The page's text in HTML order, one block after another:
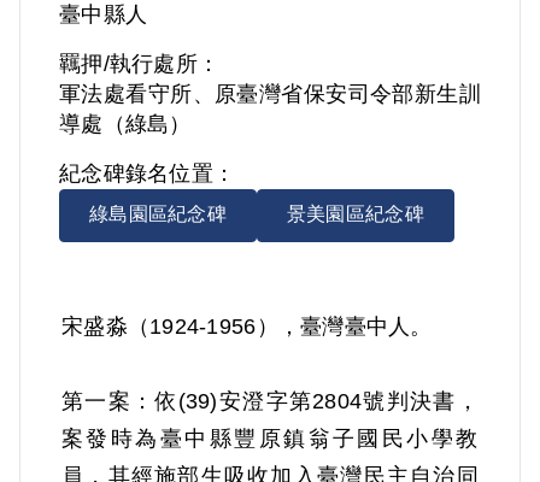
臺中縣人
羈押/執行處所：
軍法處看守所、原臺灣省保安司令部新生訓
導處（綠島）
紀念碑錄名位置：
綠島園區紀念碑 景美園區紀念碑
宋盛淼（1924-1956），臺灣臺中人。
第一案：依(39)安澄字第2804號判決書，
案發時為臺中縣豐原鎮翁子國民小學教
員，其經施部生吸收加入臺灣民主自治同